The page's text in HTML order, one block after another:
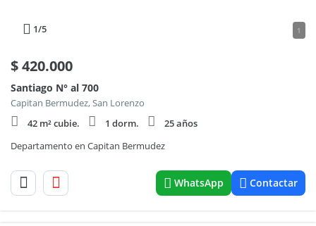
1/5 1
$420.000
Santiago N° al 700
Capitan Bermudez, San Lorenzo
42 m² cubie.
1 dorm.
25 años
Departamento en Capitan Bermudez
WhatsApp Contactar